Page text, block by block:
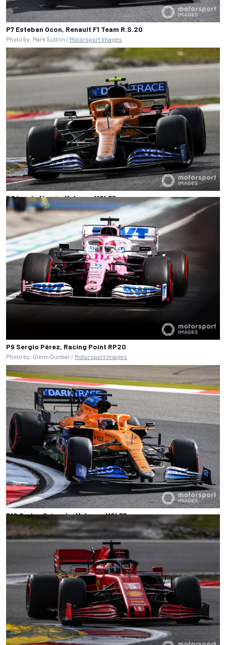
P7 Esteban Ocon, Renault F1 Team R.S.20
Photo by: Mark Sutton / Motorsport Images
P8 Lando Norris, McLaren MCL35
Photo by: Charles Coates /Motorsport Images
P9 Sergio Pérez, Racing Point RP20
Photo by: Glenn Dunbar / Motorsport Images
P10 Carlos Sainz Jr., McLaren MCL35
Photo by: Mark Sutton /Motorsport Images